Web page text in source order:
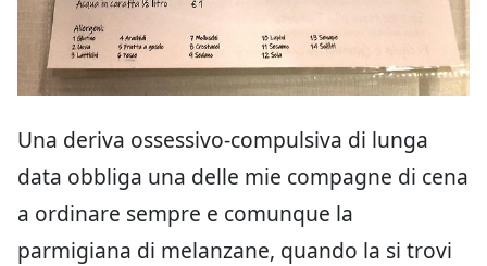
Una deriva ossessivo-compulsiva di lunga
data obbliga una delle mie compagne di cena
a ordinare sempre e comunque la
parmigiana di melanzane, quando la si trovi